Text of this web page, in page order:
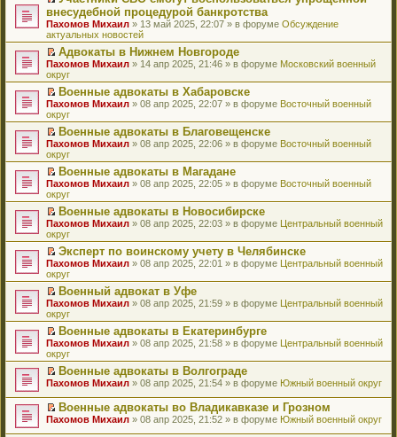
н
и
ю
о
б
щ
е
н
и
ю
о
м
у
с
о
о
б
щ
е
н
и
ю
и
т
а
н
н
о
м
у
с
о
о
б
щ
е
н
и
ю
е
п
р
о
ч
и
т
а
н
н
о
м
у
с
о
о
б
щ
е
н
и
ю
р
в
о
м
у
н
е
п
р
о
ч
и
т
а
н
н
о
м
у
с
о
о
б
щ
е
н
и
ю
т
и
к
п
е
р
в
о
м
у
н
е
п
р
о
ч
и
т
а
н
н
о
м
у
с
о
о
б
щ
е
н
и
ю
П
е
р
е
й
т
и
к
п
е
р
в
о
м
у
н
е
п
р
о
ч
и
т
а
н
н
о
м
у
с
о
о
б
щ
е
н
ю
внесудебной процедурой банкротства
Пахомов Михаил » 13 май 2025, 22:07 » в форуме Обсуждение
актуальных новостей
П
е
р
е
й
т
и
к
п
е
р
в
о
м
у
н
е
п
р
о
ч
и
т
а
н
н
о
м
у
с
о
б
щ
е
н
Адвокаты в Нижнем Новгороде
Пахомов Михаил » 14 апр 2025, 21:46 » в форуме Московский военный
округ
П
е
р
е
й
т
и
к
п
е
р
в
о
м
у
н
е
п
р
о
ч
и
т
а
н
н
о
м
у
с
о
Военные адвокаты в Хабаровске
Пахомов Михаил » 08 апр 2025, 22:07 » в форуме Восточный военный
округ
П
е
р
е
й
т
и
к
п
е
р
в
о
м
у
н
е
п
р
о
ч
и
т
а
н
н
о
Военные адвокаты в Благовещенске
Пахомов Михаил » 08 апр 2025, 22:06 » в форуме Восточный военный
округ
П
е
р
е
й
т
и
к
п
е
р
в
о
м
у
н
е
п
р
о
и
т
а
Военные адвокаты в Магадане
Пахомов Михаил » 08 апр 2025, 22:05 » в форуме Восточный военный
округ
П
е
р
е
й
т
и
к
п
е
р
в
о
м
у
н
п
р
о
ч
Военные адвокаты в Новосибирске
Пахомов Михаил » 08 апр 2025, 22:03 » в форуме Центральный военный
округ
П
е
р
е
й
т
и
к
п
е
р
в
о
м
у
н
Эксперт по воинскому учету в Челябинске
Пахомов Михаил » 08 апр 2025, 22:01 » в форуме Центральный военный
округ
П
е
р
е
й
т
и
к
п
е
р
в
Военный адвокат в Уфе
Пахомов Михаил » 08 апр 2025, 21:59 » в форуме Центральный военный
округ
П
е
р
е
й
и
к
п
Военные адвокаты в Екатеринбурге
Пахомов Михаил » 08 апр 2025, 21:58 » в форуме Центральный военный
округ
П
р
е
й
т
Военные адвокаты в Волгограде
Пахомов Михаил » 08 апр 2025, 21:54 » в форуме Южный военный округ
П
Военные адвокаты во Владикавказе и Грозном
Пахомов Михаил » 08 апр 2025, 21:52 » в форуме Южный военный округ